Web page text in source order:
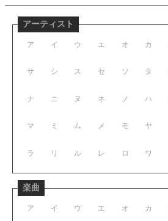
アーティスト
ア イ ウ エ オ
サ シ ス セ ソ
ナ ニ ヌ ネ ノ
マ ミ ム メ モ
ラ リ ル レ ロ
カ
タ
ハ
ヤ
ワ
楽曲
ア イ ウ エ オ カ